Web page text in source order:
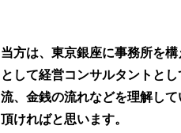
当方は、東京銀座に事務所を
として経営コンサルタントと
流、金銭の流れなどを理解し
頂ければと思います。